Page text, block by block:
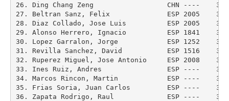
26. Ding Chang Zeng                  CHN ----
27. Beltran Sanz, Felix              ESP 2005
28. Diaz Collado, Jose Luis          ESP 2005
29. Alonso Herrero, Ignacio          ESP 1841
30. Lopez Garralon, Jorge            ESP 1252
31. Revilla Sanchez, David           ESP 1516
32. Ruperez Miguel, Jose Antonio     ESP 2008
33. Ines Ruiz, Andres                ESP ----
34. Marcos Rincon, Martin            ESP ----
35. Frias Soria, Juan Carlos         ESP ----
36. Zapata Rodrigo, Raul             ESP ----